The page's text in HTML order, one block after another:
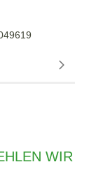
WIR